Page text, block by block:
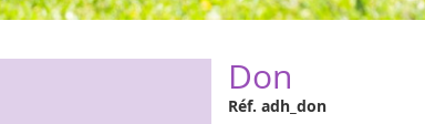
Don
Réf. adh_don